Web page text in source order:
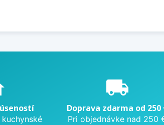
local_shipping
Doprava zdarma od 250
Pri objednávke nad 250